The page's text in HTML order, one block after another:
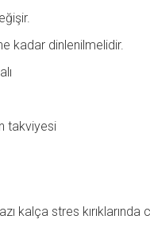
kadar dinlenilmelidir.
takviyesi
kalça stres